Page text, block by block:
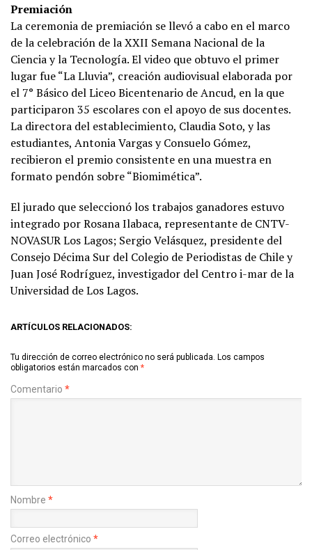
Premiación
La ceremonia de premiación se llevó a cabo en el marco
de la celebración de la XXII Semana Nacional de la
Ciencia y la Tecnología. El video que obtuvo el primer
lugar fue “La Lluvia”, creación audiovisual elaborada por
el 7° Básico del Liceo Bicentenario de Ancud, en la que
participaron 35 escolares con el apoyo de sus docentes.
La directora del establecimiento, Claudia Soto, y las
estudiantes, Antonia Vargas y Consuelo Gómez,
recibieron el premio consistente en una muestra en
formato pendón sobre “Biomimética”.
El jurado que seleccionó los trabajos ganadores estuvo
integrado por Rosana Ilabaca, representante de CNTV-
NOVASUR Los Lagos; Sergio Velásquez, presidente del
Consejo Décima Sur del Colegio de Periodistas de Chile y
Juan José Rodríguez, investigador del Centro i-mar de la
Universidad de Los Lagos.
ARTÍCULOS RELACIONADOS:
Tu dirección de correo electrónico no será publicada. Los campos
obligatorios están marcados con *
Comentario *
Nombre *
Correo electrónico *